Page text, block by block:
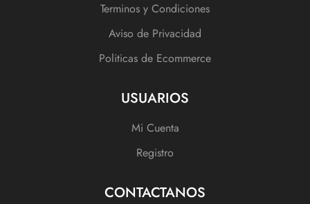
Terminos y Condiciones
Aviso de Privacidad
Politicas de Ecommerce
USUARIOS
Mi Cuenta
Registro
CONTACTANOS